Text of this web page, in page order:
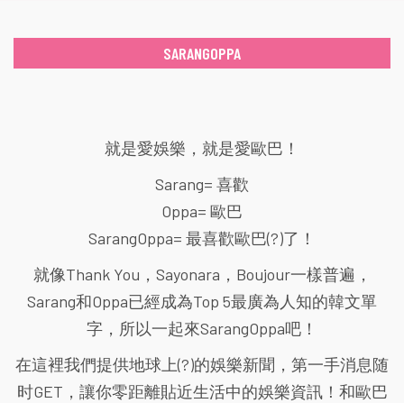
SARANGOPPA
就是愛娛樂，就是愛歐巴！
Sarang= 喜歡
Oppa= 歐巴
SarangOppa= 最喜歡歐巴(?)了！
就像Thank You，Sayonara，Boujour一樣普遍，
Sarang和Oppa已經成為Top 5最廣為人知的韓文單
字，所以一起來SarangOppa吧！
在這裡我們提供地球上(?)的娛樂新聞，第一手消息随
时GET，讓你零距離貼近生活中的娛樂資訊！和歐巴